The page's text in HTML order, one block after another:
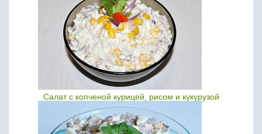
Салат с копченой курицей, рисом и кукурузой